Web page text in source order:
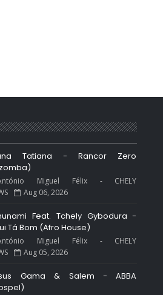
Tatiana - Rancor Zero
Miguel Félix - CHELY
Aug 06, 2026
Feat. Tchely Gybodura -
Tá Bom (Afro House)
Miguel Félix - CHELY
Aug 05, 2026
Gama & Salem - ABBA